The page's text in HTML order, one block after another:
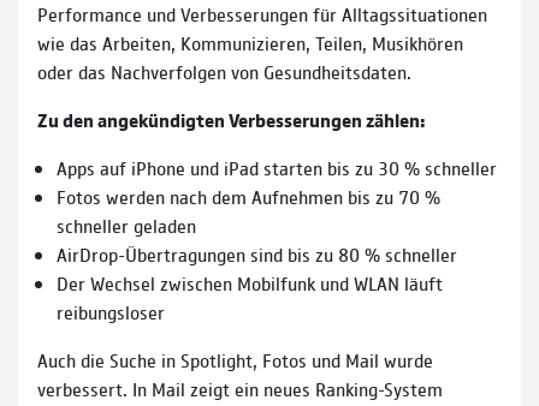
Performance und Verbesserungen für Alltagssituationen
wie das Arbeiten, Kommunizieren, Teilen, Musikhören
oder das Nachverfolgen von Gesundheitsdaten.
Zu den angekündigten Verbesserungen zählen:
Apps auf iPhone und iPad starten bis zu 30 % schneller
Fotos werden nach dem Aufnehmen bis zu 70 %
schneller geladen
AirDrop-Übertragungen sind bis zu 80 % schneller
Der Wechsel zwischen Mobilfunk und WLAN läuft
reibungsloser
Auch die Suche in Spotlight, Fotos und Mail wurde
verbessert. In Mail zeigt ein neues Ranking-System